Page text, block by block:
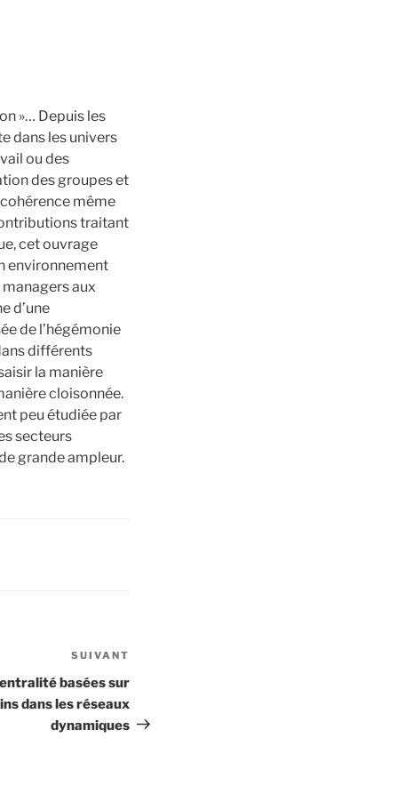
»… Depuis les
dans les univers
ou des
des groupes et
même
traitant
cet ouvrage
environnement
aux
d’une
de l’hégémonie
différents
la manière
cloisonnée.
peu étudiée par
secteurs
grande ampleur.
suivant
SUIVANT
basées sur
dans les réseaux
dynamiques